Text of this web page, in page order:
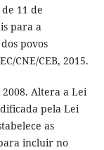
de 11 de
para a
povos
CNE/CEB, 2015.
2008. Altera a Lei
pela Lei
as
incluir no